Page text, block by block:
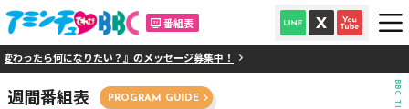
番組表
たら何になりたい？』のメッセージ募集中！
週間番組表 PROGRAM GUIDE